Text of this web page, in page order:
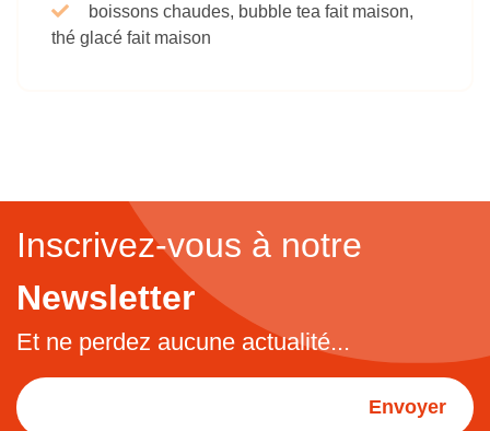
boissons chaudes, bubble tea fait maison,
thé glacé fait maison
Inscrivez-vous à notre
Newsletter
Et ne perdez aucune actualité...
Envoyer